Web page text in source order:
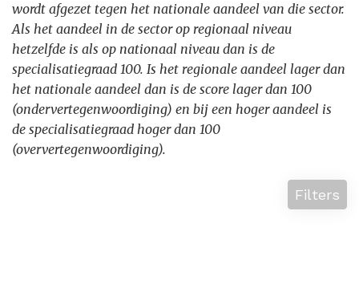
wordt afgezet tegen het nationale aandeel van die sector.
Als het aandeel in de sector op regionaal niveau
hetzelfde is als op nationaal niveau dan is de
specialisatiegraad 100. Is het regionale aandeel lager dan
het nationale aandeel dan is de score lager dan 100
(ondervertegenwoordiging) en bij een hoger aandeel is
de specialisatiegraad hoger dan 100
(oververtegenwoordiging).
Filters